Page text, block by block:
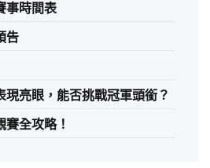
事時間表
告
現亮眼，能否挑戰冠軍頭銜？
全攻略！